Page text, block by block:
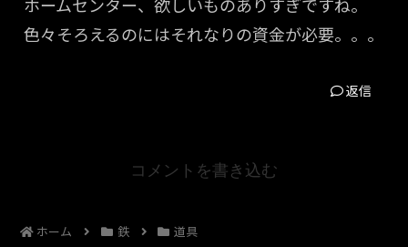
ホームセンター、欲しいものありすぎですね。
色々そろえるのにはそれなりの資金が必要。。。
返信
コメントを書き込む
ホーム 鉄 道具